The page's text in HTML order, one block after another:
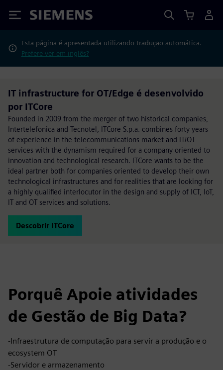
Siemens
Esta página é apresentada utilizando tradução automática.
Prefere ver em inglês?
IT infrastructure for OT/Edge é desenvolvido
por ITCore
Founded in 2009 from the merger of two historical companies,
Intertelefonica and Tecnotel, ITCore S.p.a. combines forty years
of experience in the telecommunications market and IT/OT
services with the dynamism required for a company oriented to
innovation and technological research. ITCore wants to be the
ideal partner both for companies oriented to develop their own
technological infrastructures and for realities that are looking for
a highly qualified interlocutor in the design and supply of ICT, IoT,
IT and OT services and solutions.
Descobrir ITCore
Porquê Apoie atividades
de Gestão de Big Data?
-Infraestrutura de computação para servir a produção e o
ecosystem OT
-Servidor e armazenamento